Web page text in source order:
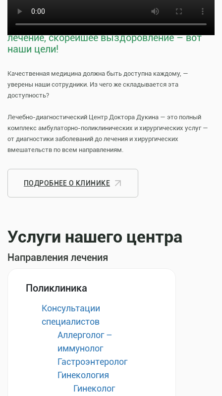
Тщательная профилактика, качественное
лечение, скорейшее выздоровление – вот
наши цели!
Качественная медицина должна быть доступна каждому, —
уверены наши сотрудники. Из чего же складывается эта
доступность?
Лечебно-диагностический Центр Доктора Дукина — это полный
комплекс амбулаторно-поликлинических и хирургических услуг —
от диагностики заболеваний до лечения и хирургических
вмешательств по всем направлениям.
ПОДРОБНЕЕ О КЛИНИКЕ
Услуги нашего центра
Направления лечения
Поликлиника
Консультации
специалистов
Аллерголог –
иммунолог
Гастроэнтеролог
Гинекология
Гинеколог